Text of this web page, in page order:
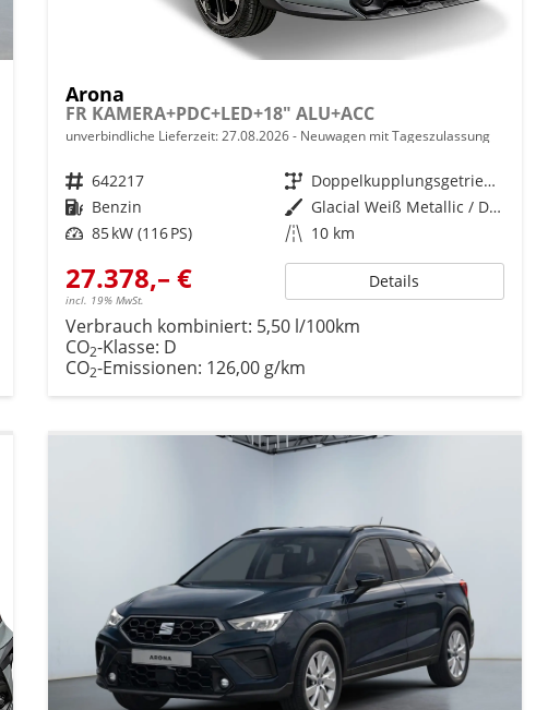
Arona
FR KAMERA+PDC+LED+18" ALU+ACC
unverbindliche Lieferzeit:27.08.2026 Neuwagen mit Tageszulassung
Fahrzeugnr. 642217 Getriebe
Doppelkupplungsgetriebe (DSG)
Kraftstoff Benzin Außenfarbe
Glacial Weiß Metallic / Dach: Midnight Schwarz Metallic
Leistung 85 kW (116 PS) Kilometerstand 10 km
27.378,– €
incl. 19% MwSt.
Details
Verbrauch kombiniert: 5,50 l/100km
CO2-Klasse: D
CO2-Emissionen: 126,00 g/km